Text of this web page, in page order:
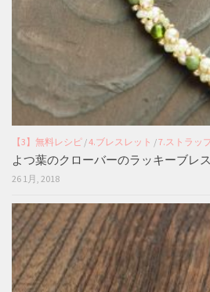
【3】無料レシピ /4.ブレスレット /7.ストラッ
よつ葉のクローバーのラッキーブレ
26 1月, 2018